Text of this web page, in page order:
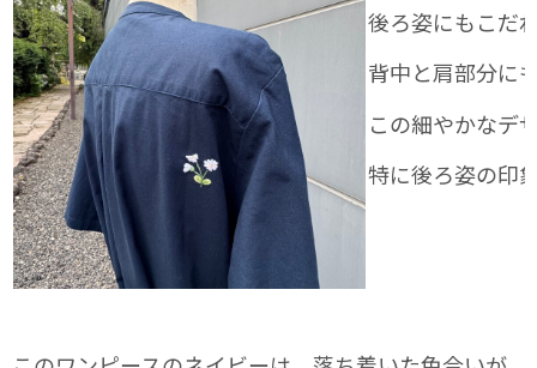
後ろ姿にもこだ
背中と肩部分に
この細やかなデ
特に後ろ姿の印